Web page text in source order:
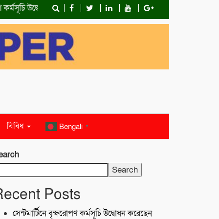
উদ্বোধন করেছেন প্রতিমন্ত্রী শেখ ফরিদুল ইসলাম
বিবিধ Bengali ▼
Search
Posts
সেন্টমার্টিনে বৃক্ষরোপণ কর্মসূচি উদ্বোধন করেছেন